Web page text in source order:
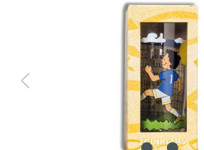
Bildergalerie überspringen